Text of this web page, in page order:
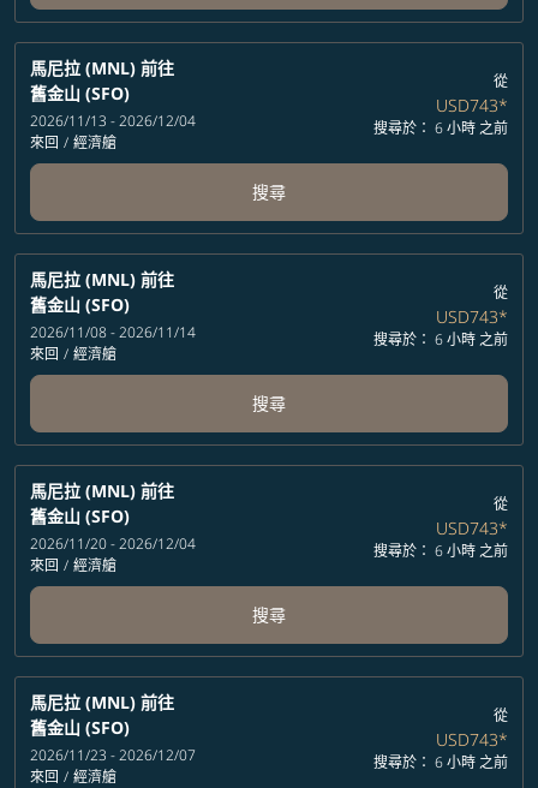
馬尼拉 (MNL) 前往
舊金山 (SFO)
2026/11/13 - 2026/12/04
來回 / 經濟艙
從
USD743*
搜尋於： 6 小時 之前
搜尋
馬尼拉 (MNL) 前往
舊金山 (SFO)
2026/11/08 - 2026/11/14
來回 / 經濟艙
從
USD743*
搜尋於： 6 小時 之前
搜尋
馬尼拉 (MNL) 前往
舊金山 (SFO)
2026/11/20 - 2026/12/04
來回 / 經濟艙
從
USD743*
搜尋於： 6 小時 之前
搜尋
馬尼拉 (MNL) 前往
舊金山 (SFO)
2026/11/23 - 2026/12/07
來回 / 經濟艙
從
USD743*
搜尋於： 6 小時 之前